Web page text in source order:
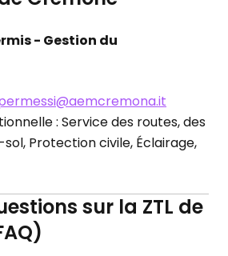
- Gestion du
: Service des routes, des
Protection civile, Éclairage,
sur la ZTL de